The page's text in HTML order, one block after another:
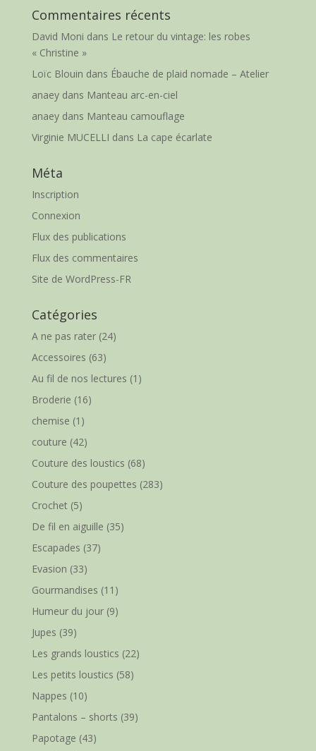
Commentaires récents
David Moni dans Le retour du vintage: les robes
« Christine »
Loïc Blouin dans Ébauche de plaid nomade – Atelier
anaeydans Manteau arc-en-ciel
anaeydans Manteau camouflage
Virginie MUCELLI dans La cape écarlate
Méta
Inscription
Connexion
Flux des publications
Flux des commentaires
Site de WordPress-FR
Catégories
A ne pas rater(24)
Accessoires (63)
Au fil de nos lectures (1)
Broderie (16)
chemise (1)
couture (42)
Couture des loustics (68)
Couture des poupettes (283)
Crochet (5)
De fil en aiguille (35)
Escapades (37)
Evasion (33)
Gourmandises (11)
Humeur du jour(9)
Jupes (39)
Les grands loustics (22)
Les petits loustics (58)
Nappes (10)
Pantalons – shorts (39)
Papotage (43)